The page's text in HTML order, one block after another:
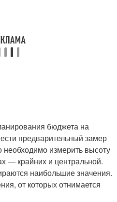
бюджета на
предварительный замер
необходимо измерить высоту
— крайних и центральной.
наибольшие значения.
от которых отнимается